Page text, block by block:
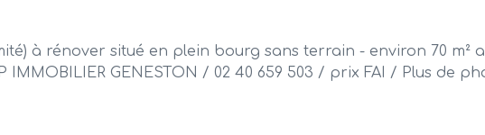
à rénover situé en plein bourg sans terrain - environ 70 m²
GENESTON / 02 40 659 503 / prix FAI / Plus de